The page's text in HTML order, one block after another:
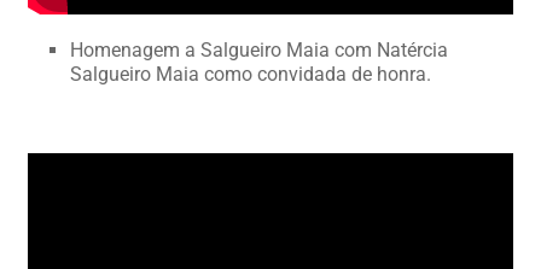
Homenagem a Salgueiro Maia com Natércia
Salgueiro Maia como convidada de honra.